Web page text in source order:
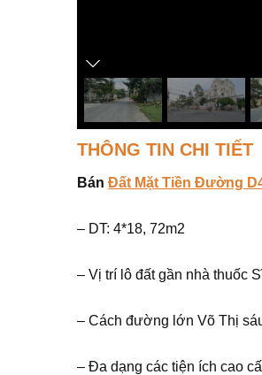
THÔNG TIN CHI TIẾT
Bán Đất Mặt Tiền Đường
– DT: 4*18, 72m2
– Vị trí lô đất gần nhà thuốc
– Cách đường lớn Võ Thị
– Đa dạng các tiện ích cao